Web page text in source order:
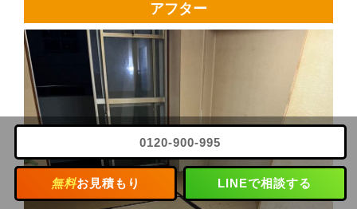
アフター
0120-900-995
無料お見積もり LINEで相談する